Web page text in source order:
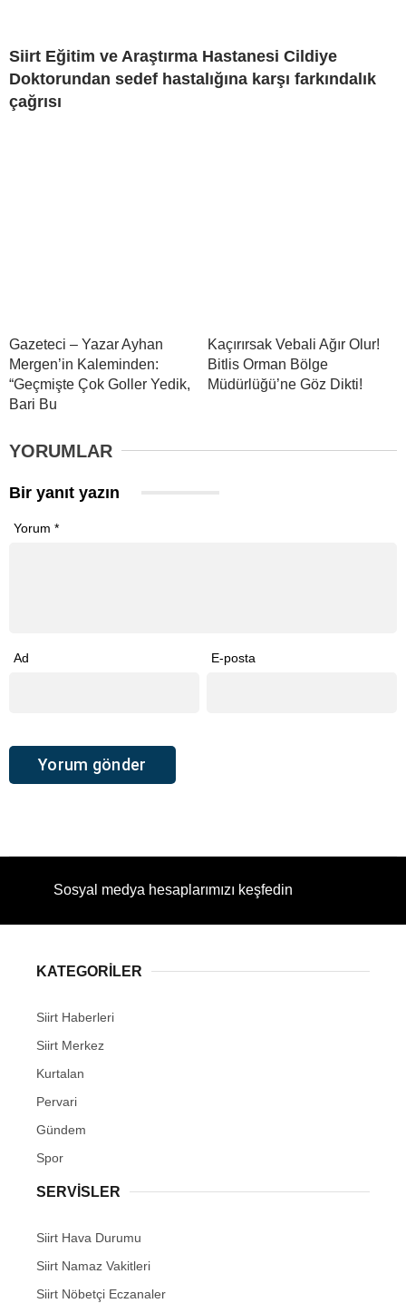
Siirt Eğitim ve Araştırma Hastanesi Cildiye
Doktorundan sedef hastalığına karşı farkındalık
çağrısı
Gazeteci – Yazar Ayhan
Mergen’in Kaleminden:
“Geçmişte Çok Goller Yedik,
Bari Bu
Kaçırırsak Vebali Ağır Olur!
Bitlis Orman Bölge
Müdürlüğü’ne Göz Dikti!
YORUMLAR
Bir yanıt yazın
Yorum *
Ad E-posta
Sosyal medya hesaplarımızı keşfedin
KATEGORİLER
Siirt Haberleri
Siirt Merkez
Kurtalan
Pervari
Gündem
Spor
SERVİSLER
Siirt Hava Durumu
Siirt Namaz Vakitleri
Siirt Nöbetçi Eczanaler